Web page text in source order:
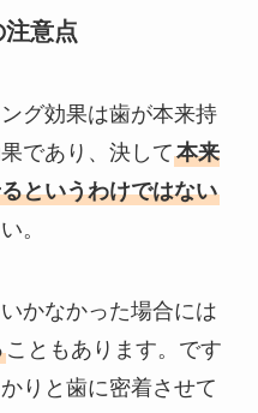
意点
グ効果は歯が本来持
であり、決して本来
というわけではない
。
かなかった場合には
こともあります。です
りと歯に密着させて